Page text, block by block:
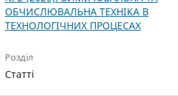
ОБЧИСЛЮВАЛЬНА ТЕХНІКА В
ТЕХНОЛОГІЧНИХ ПРОЦЕСАХ
Розділ
Статті